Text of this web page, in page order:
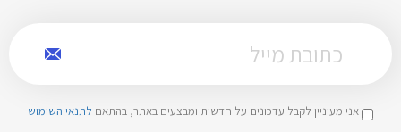
אני מעוניין לקבל עדכונים על חדשות ומבצעים באתר, בהתאם לתנאי השימוש